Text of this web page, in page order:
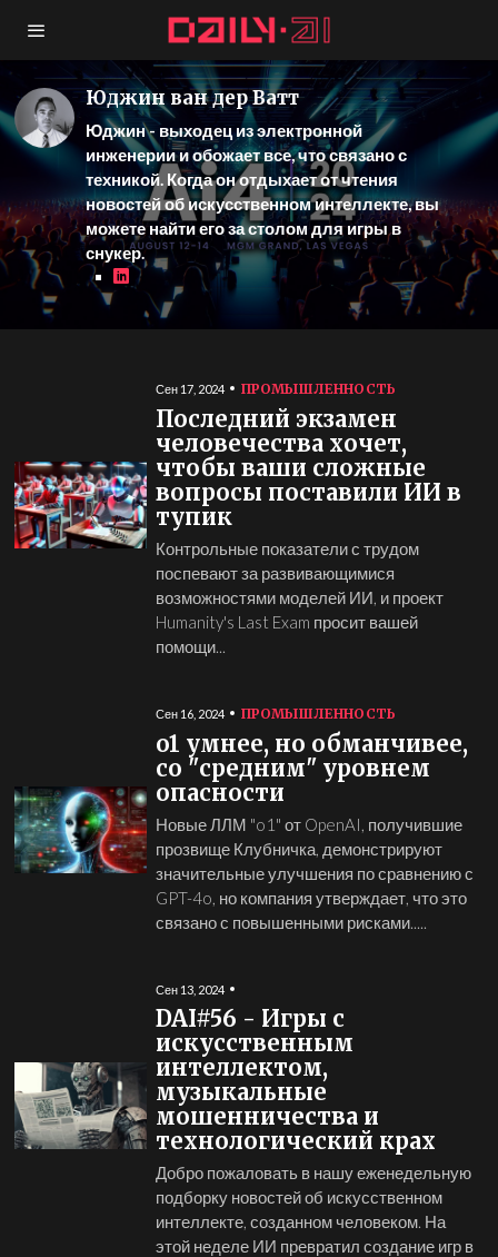
Юджин ван дер Ватт
Юджин - выходец из электронной
инженерии и обожает все, что связано с
техникой. Когда он отдыхает от чтения
новостей об искусственном интеллекте, вы
можете найти его за столом для игры в
снукер.
Сен 17, 2024 ПРОМЫШЛЕННОСТЬ
Последний экзамен
человечества хочет,
чтобы ваши сложные
вопросы поставили ИИ в
тупик
Контрольные показатели с трудом
поспевают за развивающимися
возможностями моделей ИИ, и проект
Humanity's Last Exam просит вашей
помощи...
Сен 16, 2024 ПРОМЫШЛЕННОСТЬ
o1 умнее, но обманчивее,
со "средним" уровнем
опасности
Новые ЛЛМ "o1" от OpenAI, получившие
прозвище Клубничка, демонстрируют
значительные улучшения по сравнению с
GPT-4o, но компания утверждает, что это
связано с повышенными рисками.....
Сен 13, 2024
DAI#56 - Игры с
искусственным
интеллектом,
музыкальные
мошенничества и
технологический крах
Добро пожаловать в нашу еженедельную
подборку новостей об искусственном
интеллекте, созданном человеком. На
этой неделе ИИ превратил создание игр в